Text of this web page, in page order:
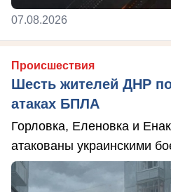
07.08.2026
Происшествия
Шесть жителей ДНР
атаках БПЛА
Горловка, Еленовка и
атакованы украинскими